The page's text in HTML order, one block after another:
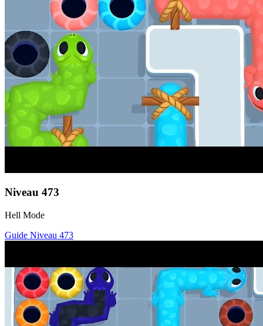
Niveau 473
Hell Mode
Guide Niveau 473